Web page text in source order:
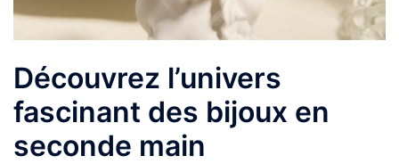
Découvrez l’univers
fascinant des bijoux en
seconde main